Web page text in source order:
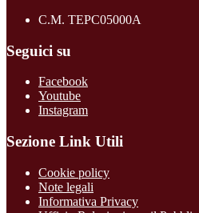
C.M. TEPC05000A
Seguici su
Facebook
Youtube
Instagram
Sezione Link Utili
Cookie policy
Note legali
Informativa Privacy